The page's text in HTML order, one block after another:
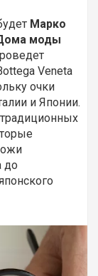
Марко
моды
Veneta
очки
и Японии.
до